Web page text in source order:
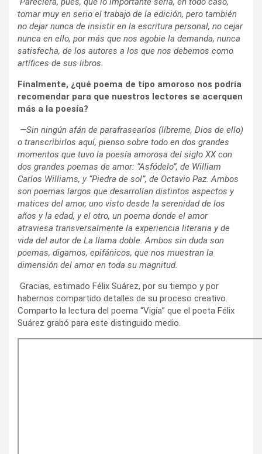
tomar muy en serio el trabajo de la edición, pero también
no dejar nunca de insistir en la escritura personal, no cejar
nunca en ello, por más que nos agobie la demanda, nunca
satisfecha, de los autores a los que nos debemos como
artífices de sus libros.
Finalmente, ¿qué poema de tipo amoroso nos podría
recomendar para que nuestros lectores se acerquen
más a la poesía?
—Sin ningún afán de parafrasearlos (líbreme, Dios de ello)
o transcribirlos aquí, pienso sobre todo en dos grandes
momentos que tuvo la poesía amorosa del siglo XX con
dos grandes poemas de amor: “Asfódelo”, de William
Carlos Williams, y “Piedra de sol”, de Octavio Paz. Ambos
son poemas largos que desarrollan distintos aspectos y
matices del amor, uno visto desde la serenidad de los
años y la edad, y el otro, un poema donde el amor
atraviesa transversalmente la experiencia literaria y de
vida del autor de La llama doble. Ambos sin duda son
poemas, digamos, epifánicos, que nos muestran la
dimensión del amor en toda su magnitud.
Gracias, estimado Félix Suárez, por su tiempo y por
habernos compartido detalles de su proceso creativo.
Comparto la lectura del poema “Vigía” que el poeta Félix
Suárez grabó para este distinguido medio.